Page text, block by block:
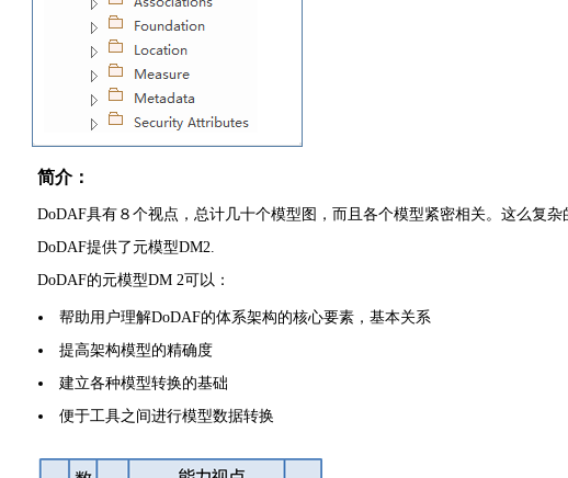
简介：
DoDAF具有８个视点，总计几十个模型图，而且各个模型紧密相关。这么复
DoDAF提供了元模型DM2.
DoDAF的元模型DM 2可以：
帮助用户理解DoDAF的体系架构的核心要素，基本关系
提高架构模型的精确度
建立各种模型转换的基础
便于工具之间进行模型数据转换